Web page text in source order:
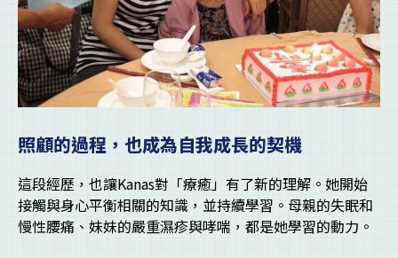
照顧的過程，也成為自我成長的契機
這段經歷，也讓Kanas對「療癒」有了新的理解。她開始
接觸與身心平衡相關的知識，並持續學習。母親的失眠和
慢性腰痛、妹妹的嚴重濕疹與哮喘，都是她學習的動力。